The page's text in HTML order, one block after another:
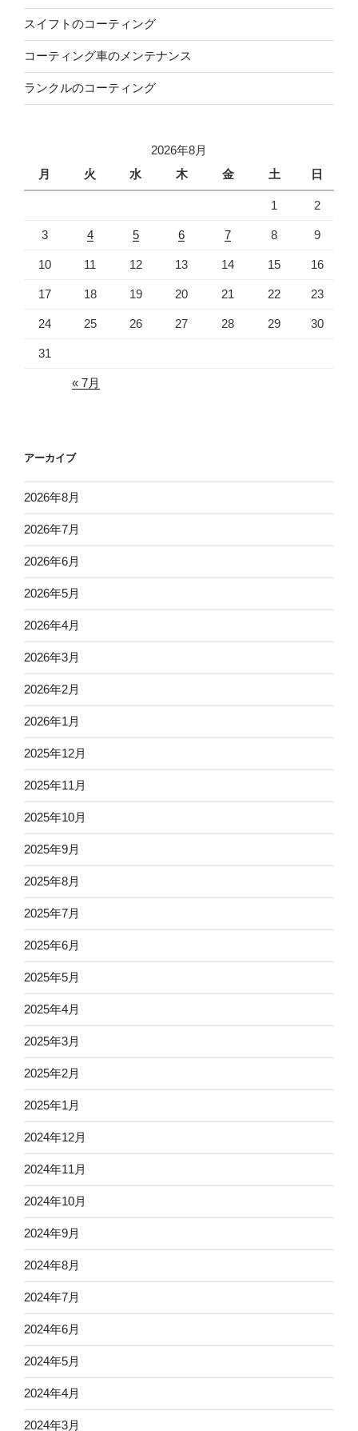
スイフトのコーティング
コーティング車のメンテナンス
ランクルのコーティング
2026年8月
月
火 水 木 金 土 日
1 2
3 4 5 6 7 8 9
10 11 12 13 14 15 16
17 18 19 20 21 22 23
24 25 26 27 28 29 30
31
« 7月
アーカイブ
2026年8月
2026年7月
2026年6月
2026年5月
2026年4月
2026年3月
2026年2月
2026年1月
2025年12月
2025年11月
2025年10月
2025年9月
2025年8月
2025年7月
2025年6月
2025年5月
2025年4月
2025年3月
2025年2月
2025年1月
2024年12月
2024年11月
2024年10月
2024年9月
2024年8月
2024年7月
2024年6月
2024年5月
2024年4月
2024年3月